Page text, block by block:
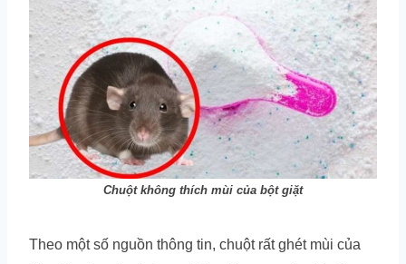
Chuột không thích mùi của bột giặt
Theo một số nguồn thông tin, chuột rất ghét mùi của